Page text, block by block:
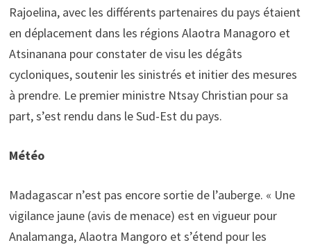
Rajoelina, avec les différents partenaires du pays étaient
en déplacement dans les régions Alaotra Managoro et
Atsinanana pour constater de visu les dégâts
cycloniques, soutenir les sinistrés et initier des mesures
à prendre. Le premier ministre Ntsay Christian pour sa
part, s’est rendu dans le Sud-Est du pays.
Météo
Madagascar n’est pas encore sortie de l’auberge. « Une
vigilance jaune (avis de menace) est en vigueur pour
Analamanga, Alaotra Mangoro et s’étend pour les